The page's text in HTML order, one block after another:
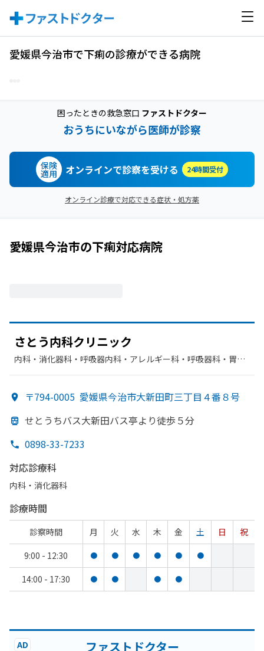
愛媛県今治市で下痢の診療ができる病院
困ったときの救急窓口 ファストドクター
おうちにいながら医師が診察
保険
適用 オンラインで診察を受ける 24時間受付
オンライン診療で対応できる症状・処方薬
愛媛県今治市の下痢対応病院
さとう内科クリニック
内科・​消化器科・​呼吸器内科・​アレルギー科・​呼吸器科・​胃腸
〒794-0005 愛媛県今治市大新田町三丁目４番８号
せとうちバス大新田バス亭より徒歩５分
0898-33-7233
対応診療科
内科・​消化器科
診療時間
診察時間 月 火 水 木 金 土 日
祝
9:00 - 12:30
● ● ● ● ● ●
14:00 - 17:30 ● ● ● ●
AD ファストドクター